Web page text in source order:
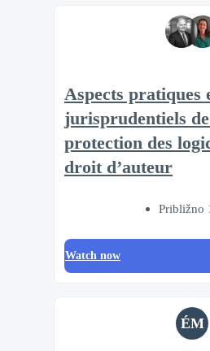
Aspects pratiques
jurisprudentiels
protection des
droit d’auteur
Približno
Watch now
ÉM